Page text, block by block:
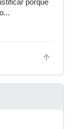
porque